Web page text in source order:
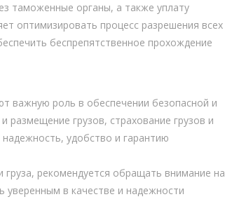
таможенные органы, а также уплату
оптимизировать процесс разрешения всех
беспрепятственное прохождение
важную роль в обеспечении безопасной и
размещение грузов, страхование грузов и
удобство и гарантию
рекомендуется обращать внимание на
уверенным в качестве и надежности